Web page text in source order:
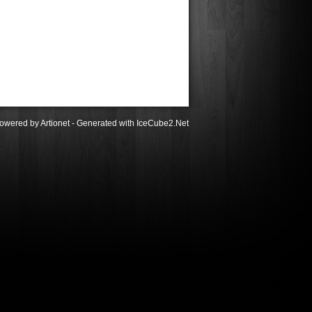
by Artionet- Generated with IceCube2.Net